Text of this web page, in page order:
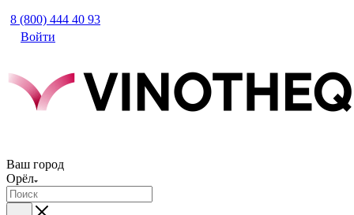
8 (800) 444 40 93
Войти
Ваш город
Орёл